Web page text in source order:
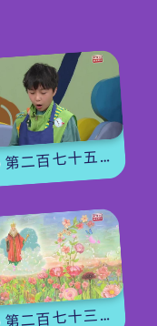
第二百七十五集 - 【手作Easy Job】 盆栽磨菇 【Yummy Time】仲夏蝴蝶粉
第二百七十三集 - 《花神的奖励》上集